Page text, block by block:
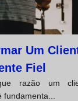
Um
Fiel
razão um